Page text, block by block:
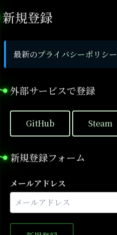
新規登録
最新のプライバシーポリシー
外部サービスで登録
●
GitHub Steam
新規登録フォーム
●
メールアドレス